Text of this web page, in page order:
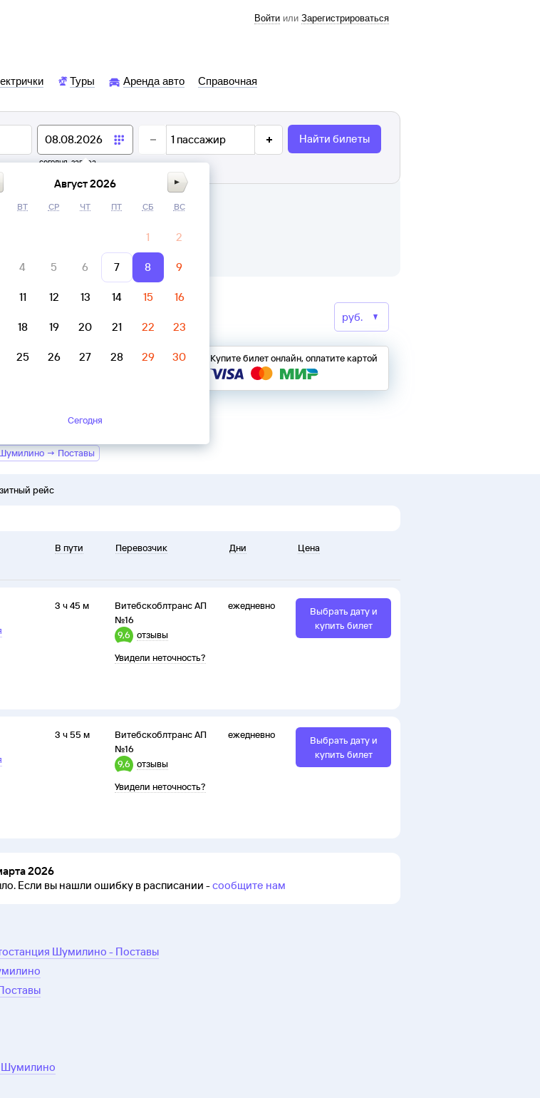
Войти или Зарегистрироваться
Туры Аренда авто Справочная
сегодня, завтра
1 пассажир Найти билеты
Автостанция
узнать точное расписание
Купите билет онлайн, оплатите картой
→ Поставы
рейс
В пути Перевозчик Дни Цена
3 ч 45 м
Витебскоблтранс АП
№16
9,6
отзывы
Увидели неточность?
ежедневно
Выбрать дату и
купить билет
3 ч 55 м
Витебскоблтранс АП
№16
9,6
отзывы
Увидели неточность?
ежедневно
Выбрать дату и
купить билет
2026
Если вы нашли ошибку в расписании -сообщите нам
Шумилино - Поставы
Шумилино
Август 2026
ВТ СР ЧТ ПТ СБ ВС
1 2
4 5 6 7 8 9
11 12 13 14 15 16
18 19 20 21 22 23
25 26 27 28 29 30
Сегодня